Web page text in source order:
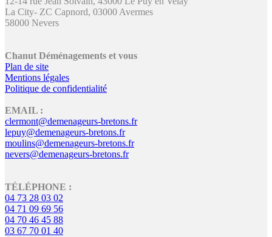
La City- ZC Capnord, 03000 Avermes
58000 Nevers
Chanut Déménagements et vous
Plan de site
Mentions légales
Politique de confidentialité
EMAIL :
clermont@demenageurs-bretons.fr
lepuy@demenageurs-bretons.fr
moulins@demenageurs-bretons.fr
nevers@demenageurs-bretons.fr
TÉLÉPHONE :
04 73 28 03 02
04 71 09 69 56
04 70 46 45 88
03 67 70 01 40